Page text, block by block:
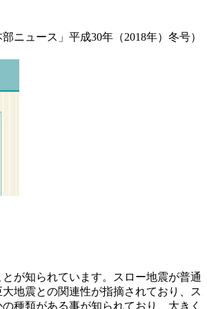
部ニュース」平成30年（2018年）冬号）
が知られています。スロー地震が普通
地震との関連性が指摘されており、ス
種類がある事が知られており、大きく